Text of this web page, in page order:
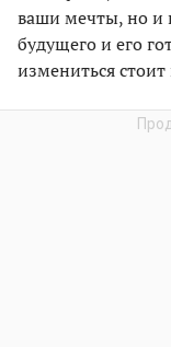
ваши мечты, но и
будущего и его
измениться